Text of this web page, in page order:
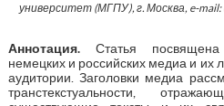
университет (МГПУ), г. Москва, e-mail:
Аннотация. Статья посвящена
немецких и российских медиа и их
аудитории. Заголовки медиа
транстекстуальности,